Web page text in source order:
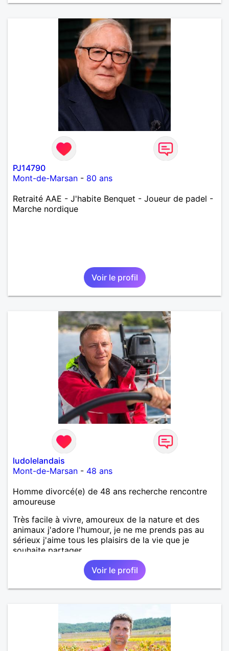
PJ14790
Mont-de-Marsan - 80 ans
Retraité AAE - J'habite Benquet - Joueur de padel -
Marche nordique
Voir le profil
ludolelandais
Mont-de-Marsan - 48 ans
Homme divorcé(e) de 48 ans recherche rencontre
amoureuse
Très facile à vivre, amoureux de la nature et des
animaux j'adore l'humour, je ne me prends pas au
sérieux j'aime tous les plaisirs de la vie que je
souhaite partager
Voir le profil